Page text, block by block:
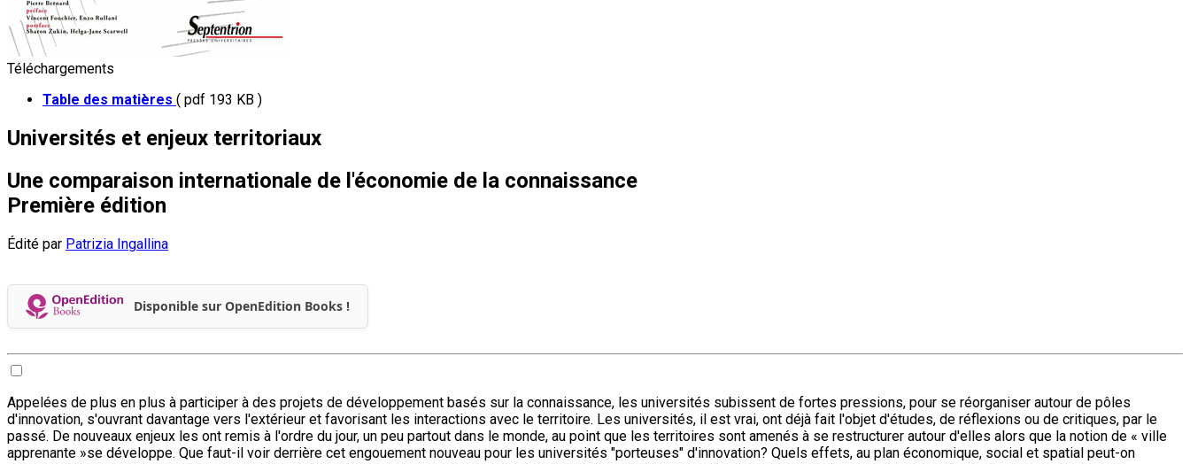
Téléchargements
Table des matières ( pdf 193 KB )
Universités et enjeux territoriaux
Une comparaison internationale de l'économie de la connaissance
Première édition
Édité par Patrizia Ingallina
Disponible sur OpenEdition Books !
Appelées de plus en plus à participer à des projets de développement basés sur la connaissance, les universités subissent de fortes pressions, pour se réorganiser autour de pôles
d'innovation, s'ouvrant davantage vers l'extérieur et favorisant les interactions avec le territoire. Les universités, il est vrai, ont déjà fait l'objet d'études, de réflexions ou de critiques, par le
passé. De nouveaux enjeux les ont remis à l'ordre du jour, un peu partout dans le monde, au point que les territoires sont amenés à se restructurer autour d'elles alors que la notion de « ville
apprenante »se développe. Que faut-il voir derrière cet engouement nouveau pour les universités "porteuses" d'innovation? Quels effets, au plan économique, social et spatial peut-on